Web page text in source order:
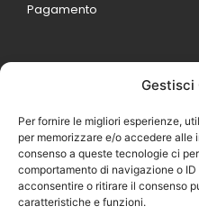
Gestisci
Per fornire le migliori esperienze,
per memorizzare e/o accedere alle
consenso a queste tecnologie ci
comportamento di navigazione o
acconsentire o ritirare il consenso
caratteristiche e funzioni.
Pagamento